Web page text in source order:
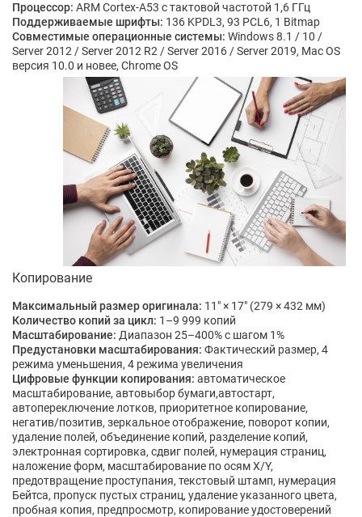
Процессор: ARM Cortex-A53 с тактовой частотой 1,6 ГГц
Поддерживаемые шрифты: 136 KPDL3, 93 PCL6, 1 Bitmap
Совместимые операционные системы: Windows 8.1 / 10 /
Server 2012 / Server 2012 R2 / Server 2016 / Server 2019, Mac OS
версия 10.0 и новее, Chrome OS
Копирование
Максимальный размер оригинала: 11" × 17" (279 × 432 мм)
Количество копий за цикл: 1–9 999 копий
Масштабирование: Диапазон 25–400% с шагом 1%
Предустановки масштабирования: Фактический размер, 4
режима уменьшения, 4 режима увеличения
Цифровые функции копирования: автоматическое
масштабирование, автовыбор бумаги,автостарт,
автопереключение лотков, приоритетное копирование,
негатив/позитив, зеркальное отображение, поворот копии,
удаление полей, объединение копий, разделение копий,
электронная сортировка, сдвиг полей, нумерация страниц,
наложение форм, масштабирование по осям X/Y,
предотвращение проступания, текстовый штамп, нумерация
Бейтса, пропуск пустых страниц, удаление указанного цвета,
пробная копия, предпросмотр, копирование удостоверений